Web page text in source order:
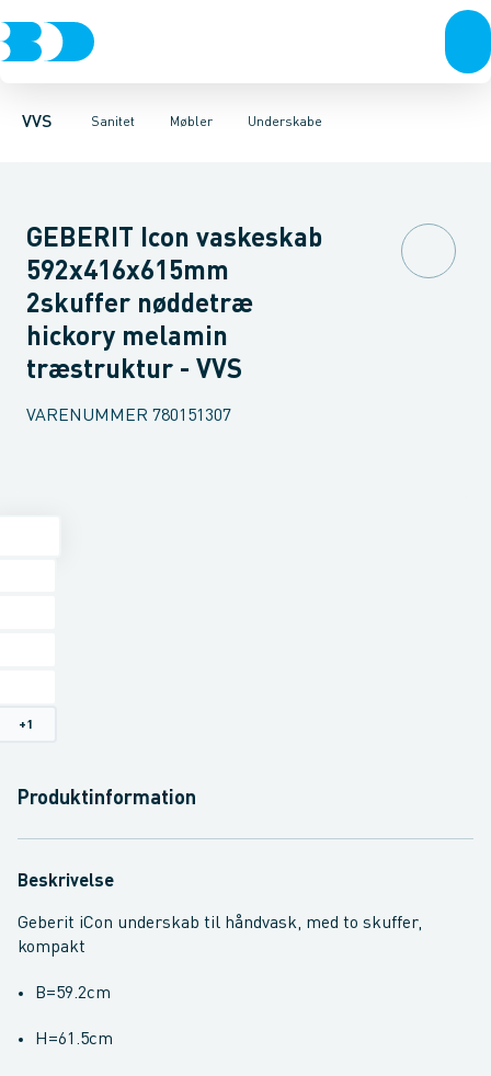
VVS Sanitet
Rør & fittingsPressfittings & rørKuglehaner & ventiler
Møbler
Toiletter, sæder og cisterner VaskeArmaturer
Underskabe
Møbelsæt & pakkerUnderskabeHøjskabe
GEBERIT Icon vaskeskab
592x416x615mm
2skuffer nøddetræ
hickory melamin
træstruktur - VVS
VARENUMMER 780151307
+1
Produktinformation
Beskrivelse
Geberit iCon underskab til håndvask, med to skuffer,
kompakt
B=59.2cm
H=61.5cm